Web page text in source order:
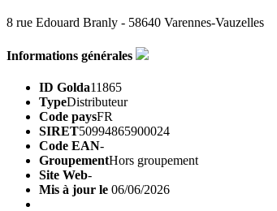
8 rue Edouard Branly - 58640 Varennes-Vauzelles
Informations générales
ID Golda11865
TypeDistributeur
Code paysFR
SIRET50994865900024
Code EAN-
GroupementHors groupement
Site Web-
Mis à jour le 06/06/2026